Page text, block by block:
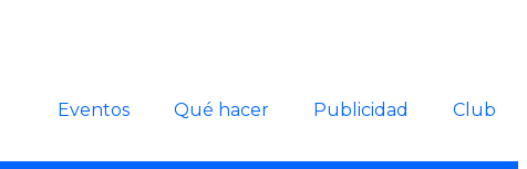
Eventos Qué hacer Publicidad Club